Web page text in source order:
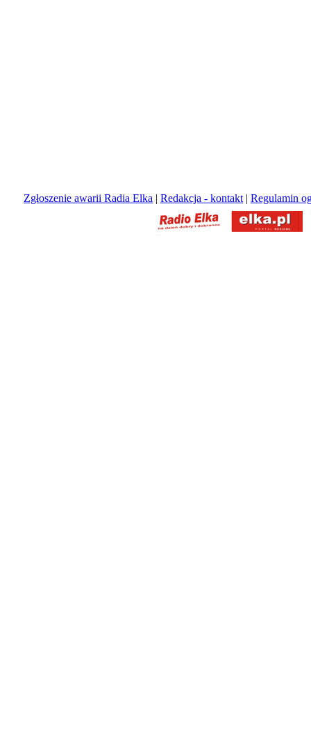
Zgłoszenie awarii Radia Elka | Redakcja - kontakt | Regulamin